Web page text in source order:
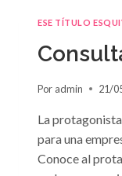
DAILEY
ESE TÍTULO
Por admin 21/
La
para una
Conoce al